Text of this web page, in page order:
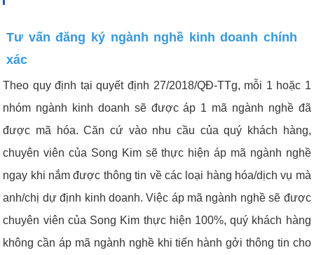
Tư vấn đăng ký ngành nghề kinh doanh chính
xác
Theo quy định tại quyết định 27/2018/QĐ-TTg, mỗi 1 hoặc 1
nhóm ngành kinh doanh sẽ được áp 1 mã ngành nghề đã
được mã hóa. Căn cứ vào nhu cầu của quý khách hàng,
chuyên viên của Song Kim sẽ thực hiện áp mã ngành nghề
ngay khi nắm được thông tin về các loại hàng hóa/dịch vụ mà
anh/chị dự định kinh doanh. Việc áp mã ngành nghề sẽ được
chuyên viên của Song Kim thực hiện 100%, quý khách hàng
không cần áp mã ngành nghề khi tiến hành gởi thông tin cho